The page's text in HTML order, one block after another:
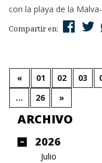
con la playa de la
Compartir en:
« 01 02 03
…
26 »
ARCHIVO
2026
Julio